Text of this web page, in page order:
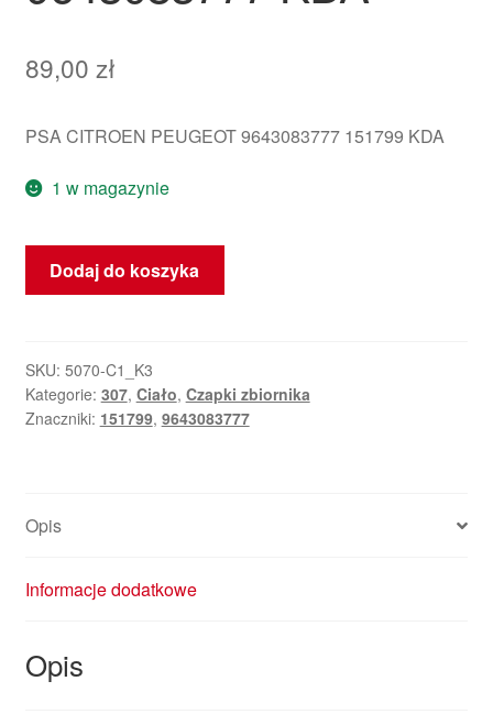
89,00 zł
PSA CITROEN PEUGEOT 9643083777 151799 KDA
1 w magazynie
ilość
Korek
Paliwa
Peugeot
307
Dodaj do koszyka
SKU: 5070-C1_K3
Kategorie: 307, Ciało, Czapki zbiornika
Znaczniki: 151799, 9643083777
Opis
Informacje dodatkowe
Opis